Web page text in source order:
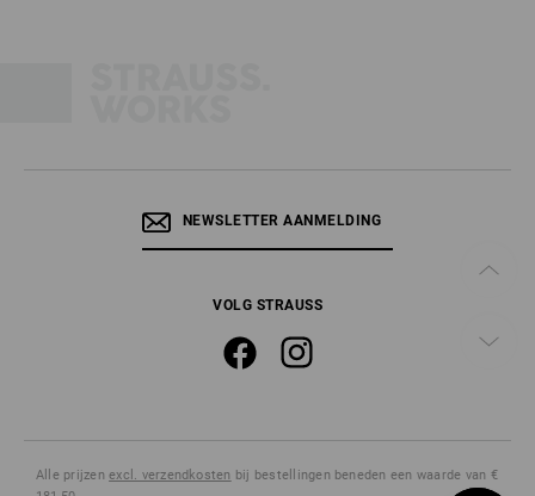
NEWSLETTER AANMELDING
VOLG STRAUSS
Alle prijzenexcl. verzendkosten bij bestellingen beneden een waarde van €